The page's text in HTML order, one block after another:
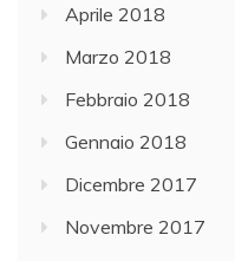
Aprile 2018
Marzo 2018
Febbraio 2018
Gennaio 2018
Dicembre 2017
Novembre 2017